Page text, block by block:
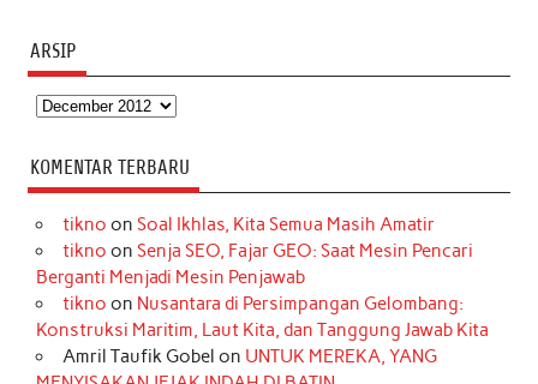
ARSIP
Arsip
KOMENTAR TERBARU
tikno on Soal Ikhlas, Kita Semua Masih Amatir
tikno on Senja SEO, Fajar GEO: Saat Mesin Pencari
Berganti Menjadi Mesin Penjawab
tikno on Nusantara di Persimpangan Gelombang:
Konstruksi Maritim, Laut Kita, dan Tanggung Jawab Kita
Amril Taufik Gobel on UNTUK MEREKA, YANG